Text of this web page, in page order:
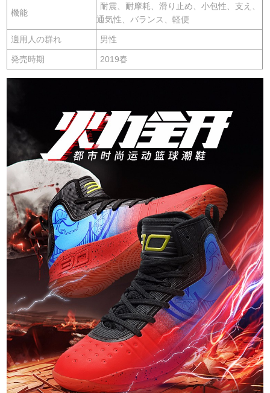
機能
耐震、耐摩耗、滑り止め、小包性、支え、
通気性、バランス、軽便
適用人の群れ 男性
発売時期 2019春